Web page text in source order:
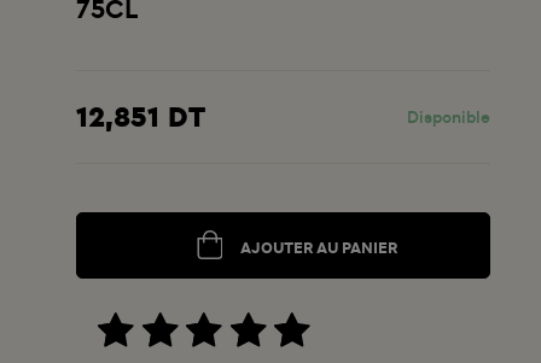
75CL
12,851 DT Disponible
AJOUTER AU PANIER